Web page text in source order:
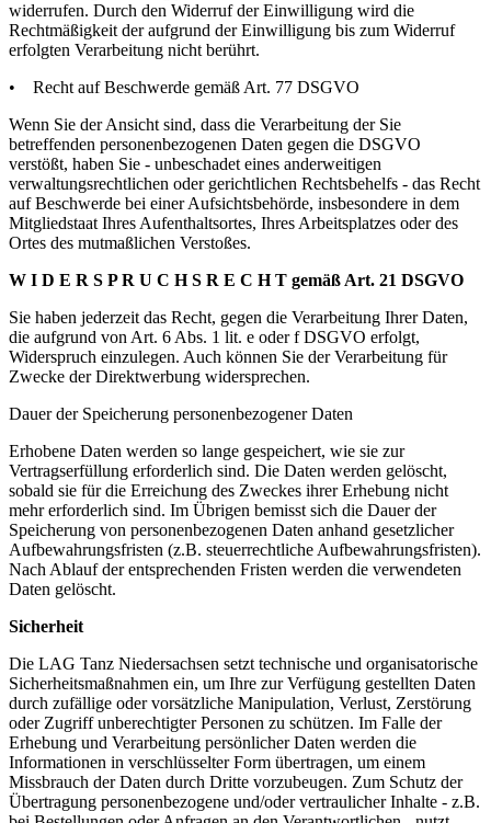
widerrufen. Durch den Widerruf der Einwilligung wird die
Rechtmäßigkeit der aufgrund der Einwilligung bis zum Widerruf
erfolgten Verarbeitung nicht berührt.
• Recht auf Beschwerde gemäß Art. 77 DSGVO
Wenn Sie der Ansicht sind, dass die Verarbeitung der Sie
betreffenden personenbezogenen Daten gegen die DSGVO
verstößt, haben Sie - unbeschadet eines anderweitigen
verwaltungsrechtlichen oder gerichtlichen Rechtsbehelfs - das Recht
auf Beschwerde bei einer Aufsichtsbehörde, insbesondere in dem
Mitgliedstaat Ihres Aufenthaltsortes, Ihres Arbeitsplatzes oder des
Ortes des mutmaßlichen Verstoßes.
W I D E R S P R U C H S R E C H T gemäß Art. 21 DSGVO
Sie haben jederzeit das Recht, gegen die Verarbeitung Ihrer Daten,
die aufgrund von Art. 6 Abs. 1 lit. e oder f DSGVO erfolgt,
Widerspruch einzulegen. Auch können Sie der Verarbeitung für
Zwecke der Direktwerbung widersprechen.
Dauer der Speicherung personenbezogener Daten
Erhobene Daten werden so lange gespeichert, wie sie zur
Vertragserfüllung erforderlich sind. Die Daten werden gelöscht,
sobald sie für die Erreichung des Zweckes ihrer Erhebung nicht
mehr erforderlich sind. Im Übrigen bemisst sich die Dauer der
Speicherung von personenbezogenen Daten anhand gesetzlicher
Aufbewahrungsfristen (z.B. steuerrechtliche Aufbewahrungsfristen).
Nach Ablauf der entsprechenden Fristen werden die verwendeten
Daten gelöscht.
Sicherheit
Die LAG Tanz Niedersachsen setzt technische und organisatorische
Sicherheitsmaßnahmen ein, um Ihre zur Verfügung gestellten Daten
durch zufällige oder vorsätzliche Manipulation, Verlust, Zerstörung
oder Zugriff unberechtigter Personen zu schützen. Im Falle der
Erhebung und Verarbeitung persönlicher Daten werden die
Informationen in verschlüsselter Form übertragen, um einem
Missbrauch der Daten durch Dritte vorzubeugen. Zum Schutz der
Übertragung personenbezogene und/oder vertraulicher Inhalte - z.B.